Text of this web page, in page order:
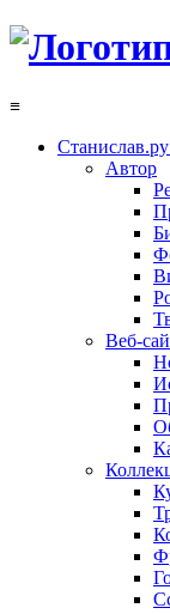
≡
Станислав.ру
Автор
Веб-